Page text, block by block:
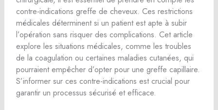
contre-indications greffe de cheveux. Ces restrictions
médicales déterminent si un patient est apte à subir
l’opération sans risquer des complications. Cet article
explore les situations médicales, comme les troubles
de la coagulation ou certaines maladies cutanées, qui
pourraient empêcher d’opter pour une greffe capillaire.
S’informer sur ces contre-indications est crucial pour
garantir un processus sécurisé et efficace.